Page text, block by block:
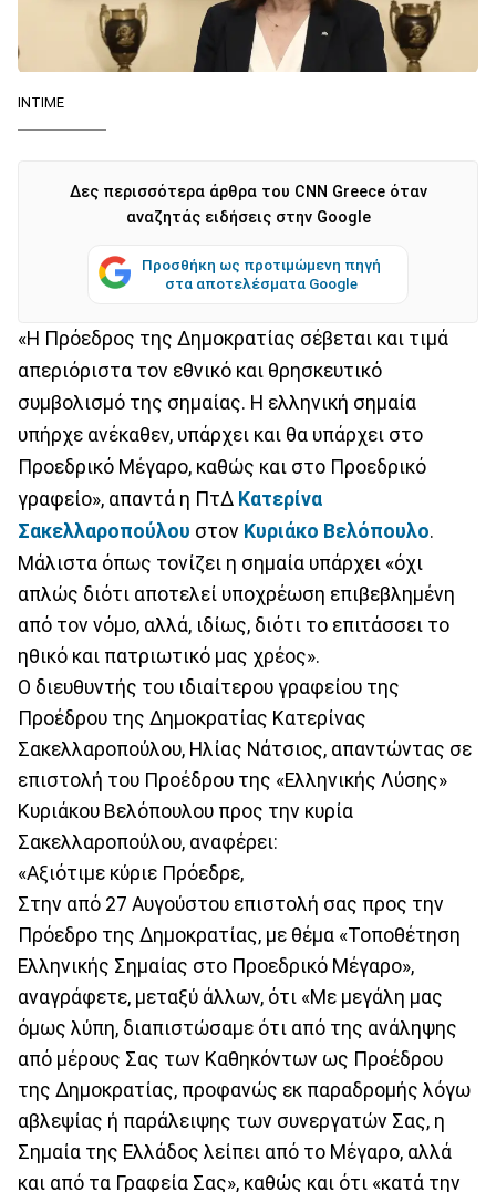
ΙΝΤΙΜΕ
Δες περισσότερα άρθρα του CNN Greece όταν
αναζητάς ειδήσεις στην Google
Προσθήκη ως προτιμώμενη πηγή
στα αποτελέσματα Google
«Η Πρόεδρος της Δημοκρατίας σέβεται και τιμά
απεριόριστα τον εθνικό και θρησκευτικό
συμβολισμό της σημαίας. H ελληνική σημαία
υπήρχε ανέκαθεν, υπάρχει και θα υπάρχει στο
Προεδρικό Μέγαρο, καθώς και στο Προεδρικό
γραφείο», απαντά η ΠτΔ Κατερίνα
Σακελλαροπούλου στον Κυριάκο Βελόπουλο.
Μάλιστα όπως τονίζει η σημαία υπάρχει «όχι
απλώς διότι αποτελεί υποχρέωση επιβεβλημένη
από τον νόμο, αλλά, ιδίως, διότι το επιτάσσει το
ηθικό και πατριωτικό μας χρέος».
Ο διευθυντής του ιδιαίτερου γραφείου της
Προέδρου της Δημοκρατίας Κατερίνας
Σακελλαροπούλου, Ηλίας Νάτσιος, απαντώντας σε
επιστολή του Προέδρου της «Ελληνικής Λύσης»
Κυριάκου Βελόπουλου προς την κυρία
Σακελλαροπούλου, αναφέρει:
«Αξιότιμε κύριε Πρόεδρε,
Στην από 27 Αυγούστου επιστολή σας προς την
Πρόεδρο της Δημοκρατίας, με θέμα «Τοποθέτηση
Ελληνικής Σημαίας στο Προεδρικό Μέγαρο»,
αναγράφετε, μεταξύ άλλων, ότι «Με μεγάλη μας
όμως λύπη, διαπιστώσαμε ότι από της ανάληψης
από μέρους Σας των Καθηκόντων ως Προέδρου
της Δημοκρατίας, προφανώς εκ παραδρομής λόγω
αβλεψίας ή παράλειψης των συνεργατών Σας, η
Σημαία της Ελλάδος λείπει από το Μέγαρο, αλλά
και από τα Γραφεία Σας», καθώς και ότι «κατά την